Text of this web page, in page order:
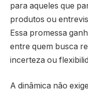
para aqueles que
produtos ou
Essa promessa
entre quem busca
incerteza ou
A dinâmica não